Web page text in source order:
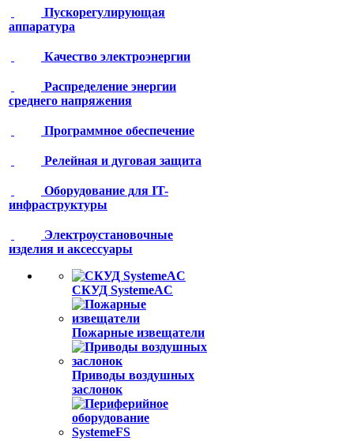
Пускорегулирующая
аппаратура
Качество электроэнергии
Распределение энергии
среднего напряжения
Программное обеспечение
Релейная и дуговая защита
Оборудование для IT-
инфраструктуры
Электроустановочные
изделия и аксессуары
СКУД SystemeAC
Пожарные извещатели
Приводы воздушных
заслонок